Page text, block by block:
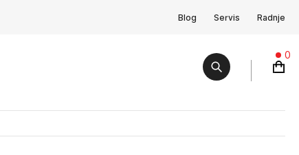
Blog Servis Radnje
0